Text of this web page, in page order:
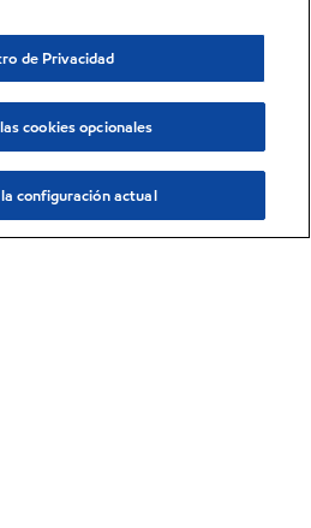
de Privacidad
cookies opcionales
configuración actual